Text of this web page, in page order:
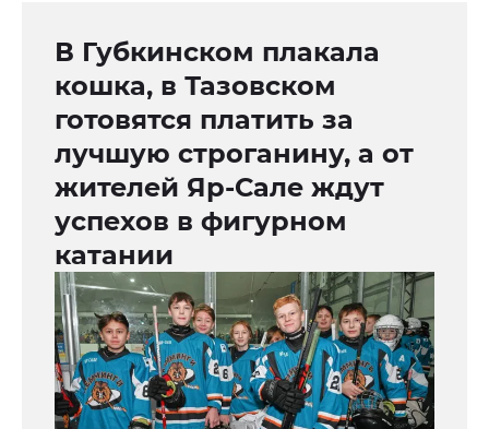
В Губкинском плакала
кошка, в Тазовском
готовятся платить за
лучшую строганину, а от
жителей Яр-Сале ждут
успехов в фигурном
катании